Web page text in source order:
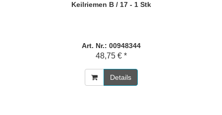
Keilriemen B / 17 - 1 Stk
Art. Nr.: 00948344
48,75 € *
Details